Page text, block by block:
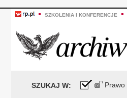
SZKOLENIA I KONFERENCJE
SZUKAJ W: Prawo